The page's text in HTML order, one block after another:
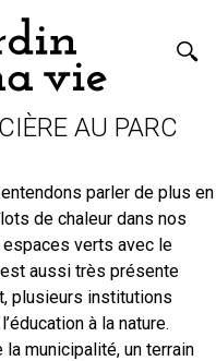
AU PARC
parler de plus en
de chaleur dans nos
espaces verts avec le
aussi très présente
plusieurs institutions
à la nature.
municipalité, un terrain